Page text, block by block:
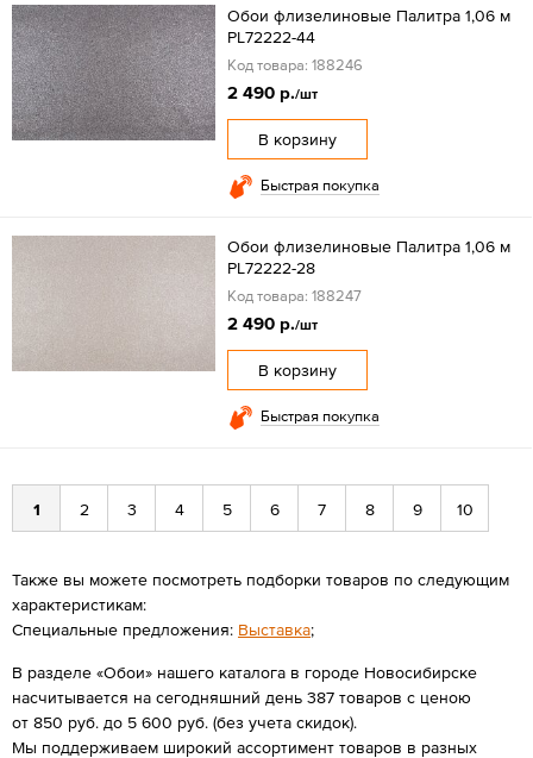
Обои флизелиновые Палитра 1,06 м
PL72222-44
Код товара: 188246
2 490 р./шт
В корзину
Быстрая покупка
Обои флизелиновые Палитра 1,06 м
PL72222-28
Код товара: 188247
2 490 р./шт
В корзину
Быстрая покупка
1 2 3 4 5 6 7 8 9 10
Также вы можете посмотреть подборки товаров по следующим
характеристикам:
Специальные предложения: Выставка;
В разделе «Обои» нашего каталога в городе Новосибирске
насчитывается на сегодняшний день 387 товаров с ценою
от 850 руб. до 5 600 руб. (без учета скидок).
Мы поддерживаем широкий ассортимент товаров в разных